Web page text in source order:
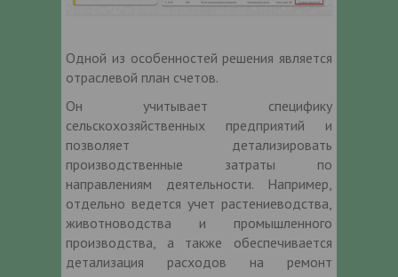
Одной из особенностей решения является
отраслевой план счетов.
Он учитывает специфику
сельскохозяйственных предприятий и
позволяет детализировать
производственные затраты по
направлениям деятельности. Например,
отдельно ведется учет растениеводства,
животноводства и промышленного
производства, а также обеспечивается
детализация расходов на ремонт